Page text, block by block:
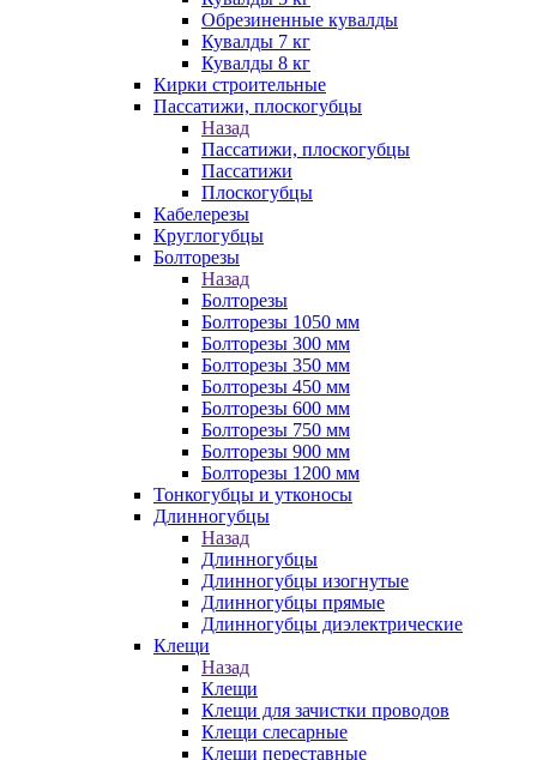
Обрезиненные кувалды
Кувалды 7 кг
Кувалды 8 кг
Кирки строительные
Пассатижи, плоскогубцы
Назад
Пассатижи, плоскогубцы
Пассатижи
Плоскогубцы
Кабелерезы
Круглогубцы
Болторезы
Назад
Болторезы
Болторезы 1050 мм
Болторезы 300 мм
Болторезы 350 мм
Болторезы 450 мм
Болторезы 600 мм
Болторезы 750 мм
Болторезы 900 мм
Болторезы 1200 мм
Тонкогубцы и утконосы
Длинногубцы
Назад
Длинногубцы
Длинногубцы изогнутые
Длинногубцы прямые
Длинногубцы диэлектрические
Клещи
Назад
Клещи
Клещи для зачистки проводов
Клещи слесарные
Клещи переставные